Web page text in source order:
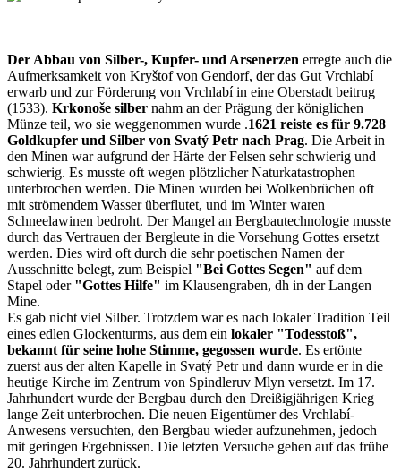
Der Abbau von Silber-, Kupfer- und Arsenerzen erregte auch die
Aufmerksamkeit von Kryštof von Gendorf, der das Gut Vrchlabí
erwarb und zur Förderung von Vrchlabí in eine Oberstadt beitrug
(1533). Krkonoše silber nahm an der Prägung der königlichen
Münze teil, wo sie weggenommen wurde .1621 reiste es für 9.728
Goldkupfer und Silber von Svatý Petr nach Prag. Die Arbeit in
den Minen war aufgrund der Härte der Felsen sehr schwierig und
schwierig. Es musste oft wegen plötzlicher Naturkatastrophen
unterbrochen werden. Die Minen wurden bei Wolkenbrüchen oft
mit strömendem Wasser überflutet, und im Winter waren
Schneelawinen bedroht. Der Mangel an Bergbautechnologie musste
durch das Vertrauen der Bergleute in die Vorsehung Gottes ersetzt
werden. Dies wird oft durch die sehr poetischen Namen der
Ausschnitte belegt, zum Beispiel "Bei Gottes Segen" auf dem
Stapel oder"Gottes Hilfe" im Klausengraben, dh in der Langen
Mine.
Es gab nicht viel Silber. Trotzdem war es nach lokaler Tradition Teil
eines edlen Glockenturms, aus dem ein lokaler "Todesstoß",
bekannt für seine hohe Stimme, gegossen wurde. Es ertönte
zuerst aus der alten Kapelle in Svatý Petr und dann wurde er in die
heutige Kirche im Zentrum von Spindleruv Mlyn versetzt. Im 17.
Jahrhundert wurde der Bergbau durch den Dreißigjährigen Krieg
lange Zeit unterbrochen. Die neuen Eigentümer des Vrchlabí-
Anwesens versuchten, den Bergbau wieder aufzunehmen, jedoch
mit geringen Ergebnissen. Die letzten Versuche gehen auf das frühe
20. Jahrhundert zurück.